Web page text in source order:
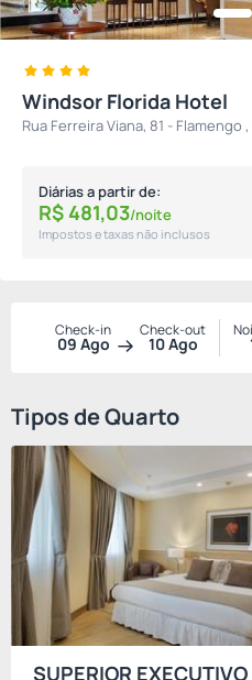
Windsor Florida Hotel
Rua Ferreira Viana, 81 - Flamengo
Diárias a partir de:
R$ 481,03/noite
Impostos e taxas não inclusos
Check-in
09 Ago
Check-out
10 Ago
Tipos de Quarto
SUPERIOR